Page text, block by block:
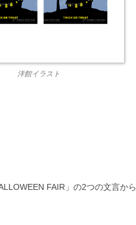
洋館イラスト
FAIR」の2つの文言から